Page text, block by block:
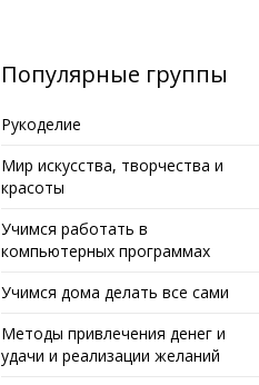
Популярные группы
Рукоделие
Мир искусства, творчества и
красоты
Учимся работать в
компьютерных программах
Учимся дома делать все сами
Методы привлечения денег и
удачи и реализации желаний